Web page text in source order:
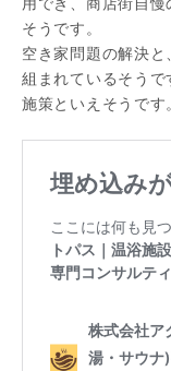
そうです。
空き家問題の解決
組まれているそう
施策といえそうです